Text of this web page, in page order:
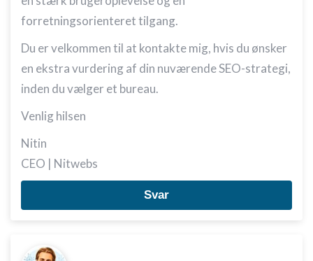
forretningsorienteret tilgang.
Du er velkommen til at kontakte mig, hvis du ønsker
en ekstra vurdering af din nuværende SEO-strategi,
inden du vælger et bureau.
Venlig hilsen
Nitin
CEO | Nitwebs
Svar